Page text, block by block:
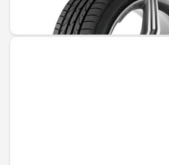
1470,25 € / 2875,56 лв.